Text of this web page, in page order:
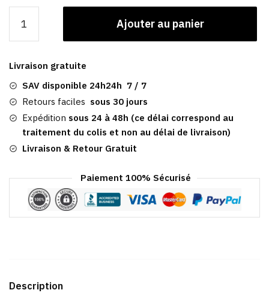
Casquette
En
Coton
|
Baseball
Motors
Ajouter au panier
Livraison gratuite
SAV disponible 24h24h 7 / 7
Retours faciles sous 30 jours
Expédition sous 24 à 48h (ce délai correspond au
traitement du colis et non au délai de livraison)
Livraison & Retour Gratuit
Paiement 100% Sécurisé
Description